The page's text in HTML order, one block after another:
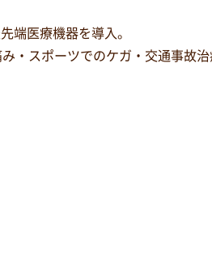
端医療機器を導入。
・スポーツでのケガ・交通事故